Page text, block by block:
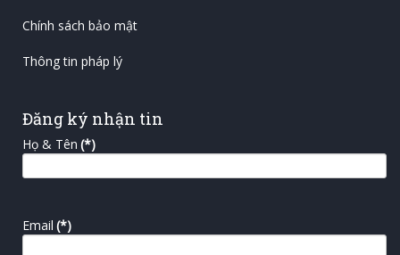
Chính sách bảo mật
Thông tin pháp lý
Đăng ký nhận tin
Họ & Tên (*)
Email (*)